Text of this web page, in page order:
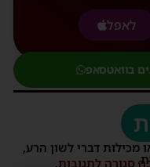
לאפל
בוואטסאפ
מכילות דברי לשון הרע,
סגורה לתגובות.